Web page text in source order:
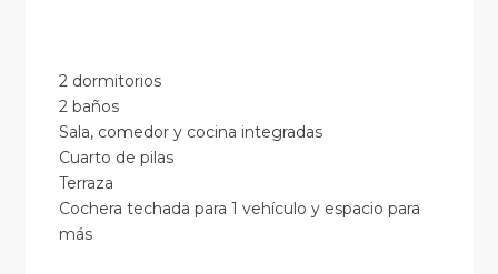
2 dormitorios
2 baños
Sala, comedor y cocina integradas
Cuarto de pilas
Terraza
Cochera techada para 1 vehículo y espacio para
más